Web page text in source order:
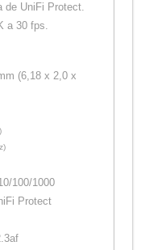
de UniFi Protect.
a 30 fps.
(6,18 x 2,0 x
100/1000
Protect